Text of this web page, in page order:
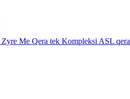
Zyre Me Qera tek Kompleksi ASL qera